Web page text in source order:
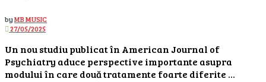
byMB MUSIC
27/05/2025
Un nou studiu publicat în American Journal of
Psychiatry aduce perspective importante asupra
modului în care două tratamente foarte diferite ...